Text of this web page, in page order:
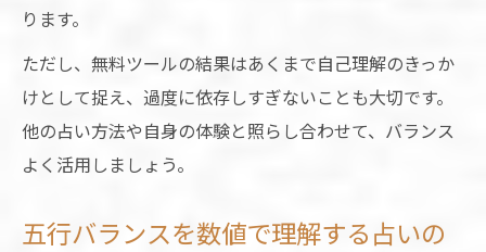
ります。
ただし、無料ツールの結果はあくまで自己理解のきっか
けとして捉え、過度に依存しすぎないことも大切です。
他の占い方法や自身の体験と照らし合わせて、バランス
よく活用しましょう。
五行バランスを数値で理解する占いの